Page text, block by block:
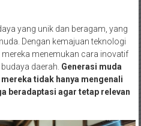
yang unik dan beragam, yang
Dengan kemajuan teknologi
menemukan cara inovatif
daerah. Generasi muda
tidak hanya mengenali
beradaptasi agar tetap relevan